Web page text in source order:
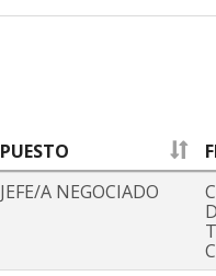
PUESTO
JEFE/A NEGOCIADO